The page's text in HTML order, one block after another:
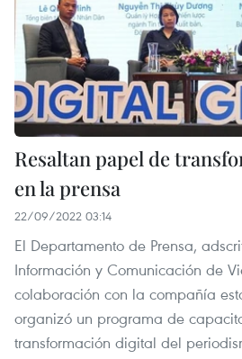
Resaltan papel de
en la prensa
22/09/2022 03:14
El Departamento de Prensa,
Información y Comunicación de
colaboración con la compañía
organizó un programa de
transformación digital del